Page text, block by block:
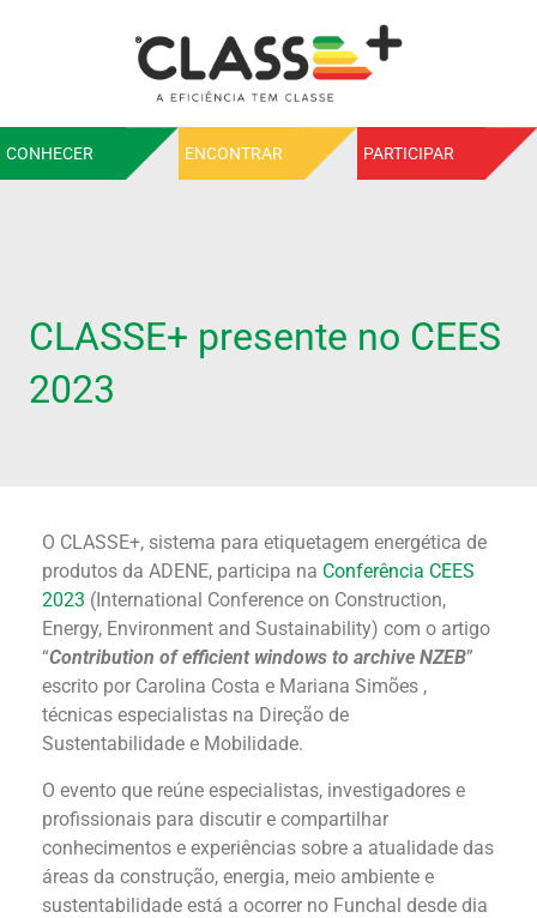
CONHECER ENCONTRAR PARTICIPAR
CLASSE+ presente no CEES
2023
O CLASSE+, sistema para etiquetagem energética de
produtos da ADENE, participa na Conferência CEES
2023 (International Conference on Construction,
Energy, Environment and Sustainability) com o artigo
“Contribution of efficient windows to archive NZEB”
escrito por Carolina Costa e Mariana Simões ,
técnicas especialistas na Direção de
Sustentabilidade e Mobilidade.
O evento que reúne especialistas, investigadores e
profissionais para discutir e compartilhar
conhecimentos e experiências sobre a atualidade das
áreas da construção, energia, meio ambiente e
sustentabilidade está a ocorrer no Funchal desde dia